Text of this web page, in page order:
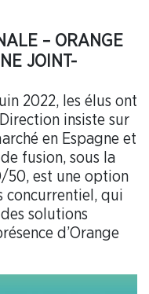
– ORANGE
JOINT-
2022, les élus ont
insiste sur
en Espagne et
fusion, sous la
50, est une option
concurrentiel, qui
solutions
d’Orange